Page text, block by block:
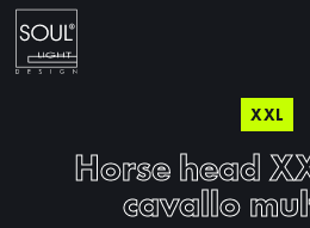
XXL
Horse head
cavallo